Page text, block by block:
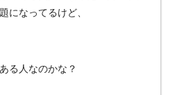
になってるけど、
る人なのかな？